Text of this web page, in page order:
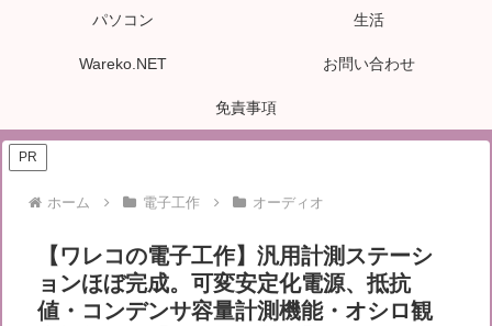
パソコン 生活
Wareko.NET お問い合わせ
免責事項
PR
ホーム 電子工作 オーディオ
【ワレコの電子工作】汎用計測ステーシ
ョンほぼ完成。可変安定化電源、抵抗
値・コンデンサ容量計測機能・オシロ観